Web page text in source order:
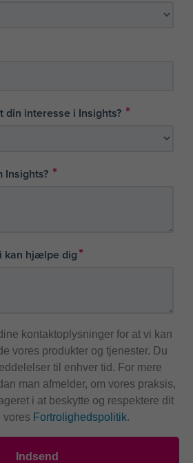
din interesse i Insights? *
Insights? *
kan hjælpe dig*
kontaktoplysninger for at vi kan
vores produkter og tjenester. Du
til enhver tid. For mere
man afmelder, om vores praksis,
i at beskytte og respektere dit
vores Fortrolighedspolitik.